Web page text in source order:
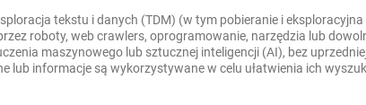
tekstu i danych (TDM) (w tym pobieranie i
roboty, web crawlers, oprogramowanie, narzędzia lub
maszynowego lub sztucznej inteligencji (AI), bez
lub informacje są wykorzystywane w celu ułatwienia ich